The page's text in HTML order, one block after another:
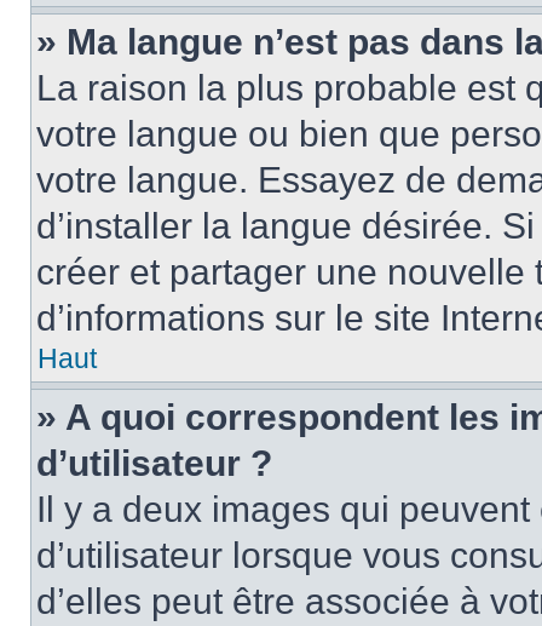
» Ma langue n’est pas dans
La raison la plus probable est
votre langue ou bien que
votre langue. Essayez de
d’installer la langue désirée.
créer et partager une
d’informations sur le site
Haut
» A quoi correspondent les
d’utilisateur ?
Il y a deux images qui
d’utilisateur lorsque vous
d’elles peut être associée à